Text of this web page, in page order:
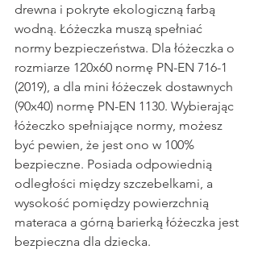
drewna i pokryte ekologiczną farbą
wodną. Łóżeczka muszą spełniać
normy bezpieczeństwa. Dla łóżeczka o
rozmiarze 120x60 normę PN-EN 716-1
(2019), a dla mini łóżeczek dostawnych
(90x40) normę PN-EN 1130. Wybierając
łóżeczko spełniające normy, możesz
być pewien, że jest ono w 100%
bezpieczne. Posiada odpowiednią
odległości między szczebelkami, a
wysokość pomiędzy powierzchnią
materaca a górną barierką łóżeczka jest
bezpieczna dla dziecka.